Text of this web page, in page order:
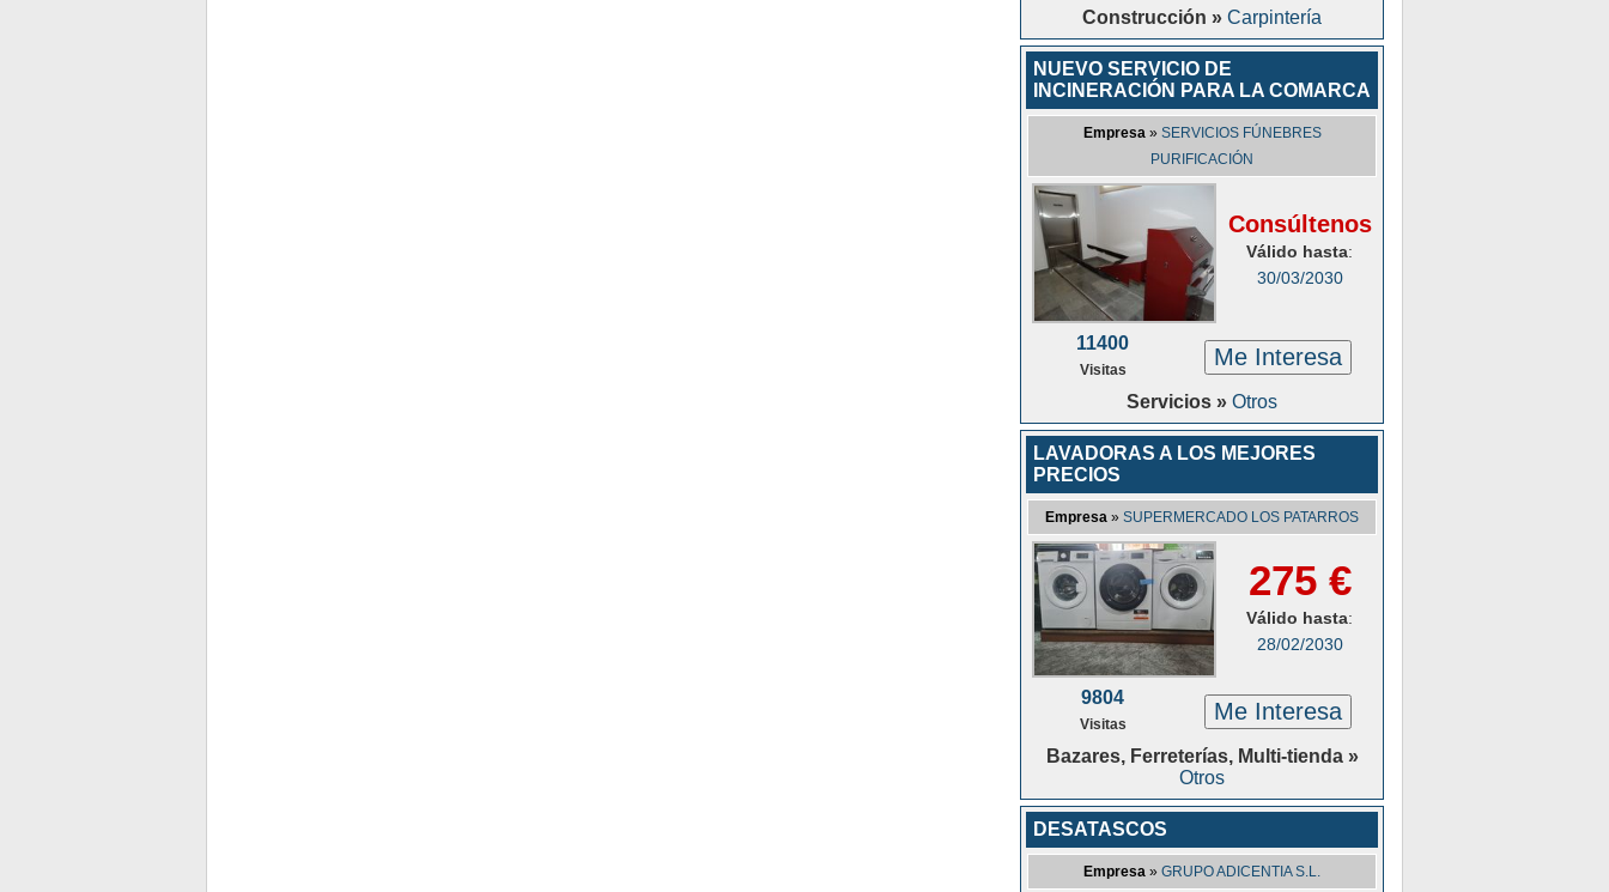
Construcción » Carpintería
NUEVO SERVICIO DE
INCINERACIÓN PARA LA COMARCA
Empresa» SERVICIOS FÚNEBRES
PURIFICACIÓN
Consúltenos
Válido hasta:
30/03/2030
11400
Visitas Me Interesa
Servicios » Otros
LAVADORAS A LOS MEJORES
PRECIOS
Empresa » SUPERMERCADO LOS PATARROS
275 €
Válido hasta:
28/02/2030
9804
Visitas Me Interesa
Bazares, Ferreterías, Multi-tienda »
Otros
DESATASCOS
Empresa » GRUPO ADICENTIA S.L.